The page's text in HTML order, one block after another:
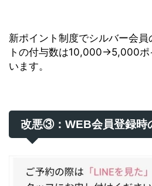
新ポイント制度でシルバー会
トの付与数は10,000→5,000ポ
います。
改悪③：WEB会員登録時